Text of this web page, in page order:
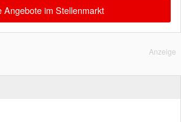
Angebote im Stellenmarkt
Anzeige